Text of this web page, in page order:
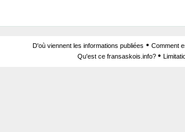
D'où viennent les informations publiées • Comment
Qu'est ce fransaskois.info? •